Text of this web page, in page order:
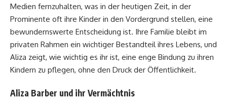
Medien fernzuhalten, was in der heutigen Zeit, in der
Prominente oft ihre Kinder in den Vordergrund stellen, eine
bewundernswerte Entscheidung ist. Ihre Familie bleibt im
privaten Rahmen ein wichtiger Bestandteil ihres Lebens, und
Aliza zeigt, wie wichtig es ihr ist, eine enge Bindung zu ihren
Kindern zu pflegen, ohne den Druck der Öffentlichkeit.
Aliza Barber und ihr Vermächtnis